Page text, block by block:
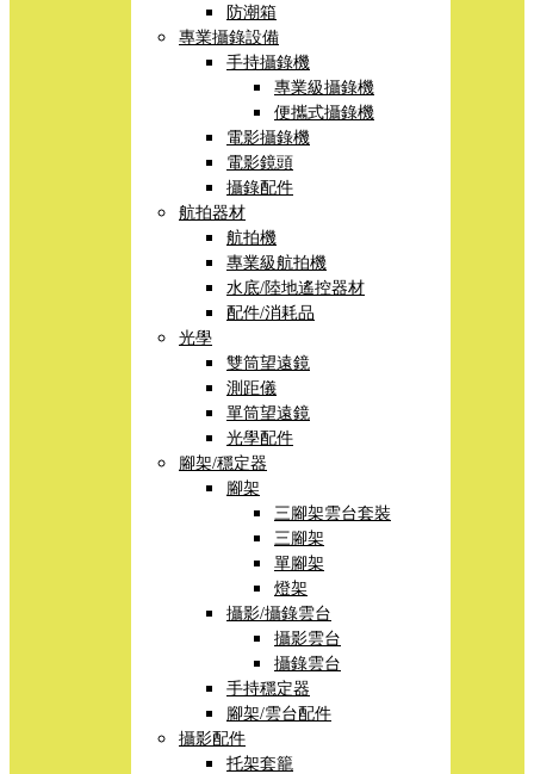
防潮箱
專業攝錄設備
手持攝錄機
專業級攝錄機
便攜式攝錄機
電影攝錄機
電影鏡頭
攝錄配件
航拍器材
航拍機
專業級航拍機
水底/陸地遙控器材
配件/消耗品
光學
雙筒望遠鏡
測距儀
單筒望遠鏡
光學配件
腳架/穩定器
腳架
三腳架雲台套裝
三腳架
單腳架
燈架
攝影/攝錄雲台
攝影雲台
攝錄雲台
手持穩定器
腳架/雲台配件
攝影配件
托架套籠